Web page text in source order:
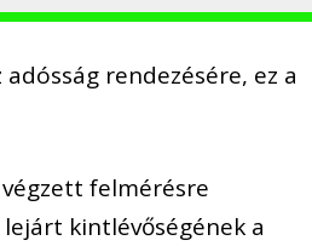
rendezésére, ez a
felmérésre
kintlévőségének a